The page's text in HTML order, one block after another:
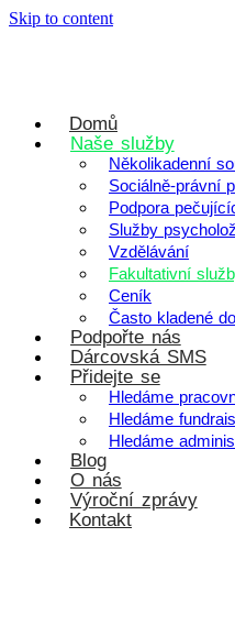
Skip to content
Domů
Naše služby
Několikadenní
Sociálně-právní
Podpora
Služby
Vzdělávání
Fakultativní
Ceník
Často kladené
Podpořte nás
Dárcovská SMS
Přidejte se
Hledáme
Hledáme
Hledáme
Blog
O nás
Výroční zprávy
Kontakt